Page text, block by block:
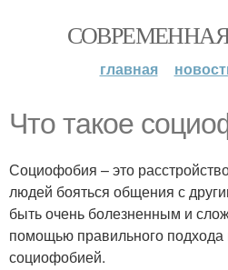
главная
Что такое
Социофобия – это
людей бояться общения с
быть очень болезненным и
помощью правильного
социофобией.